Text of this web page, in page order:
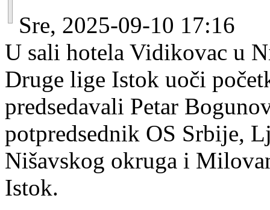
Sre, 2025-09-10 17:16
U sali hotela Vidikovac u
Druge lige Istok uoči
predsedavali Petar
potpredsednik OS Srbije,
Nišavskog okruga i
Istok.